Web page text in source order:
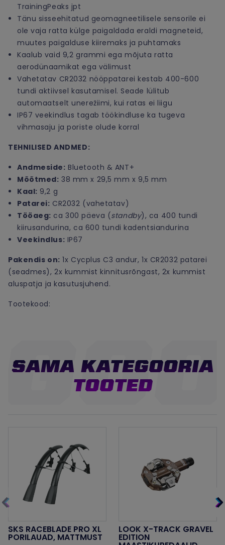
TrainingPeaks jpt
Tänu sisseehitatud geomagneetilisele sensorile ei
ole vaja ratta külge paigaldada eraldi magneteid,
muutes paigalduse kiiremaks ja puhtamaks
Kaalub vaid 9,2 grammi ega mõjuta ratta
aerodünaamikat ega välimust
Vahetatav CR2032 nööppatarei kestab 400-600
tundi aktiivsel kasutamisel. Seade lülitub
automaatselt unerežiimi, kui ratas ei liigu
IP67 veekindlus tagab töökindluse ka tugeva
vihmasaju ja poriste olude korral
TEHNILISED ANDMED:
Andmeside: Bluetooth & ANT+
Mõõtmed: 38 mm x 29,5 mm x 9,5 mm
Kaal: 9,2 g
Patarei: CR2032 (vahetatav)
Tööaeg: ca 300 päeva (standby), ca 400 tundi
kiirusandurina, ca 600 tundi kadentsiandurina
Veekindlus: IP67
Pakendis on: 1x Cycplus C3 andur, 1x CR2032 patarei
(seadmes), 2x kummist kinnitusrõngast, 2x kummist
aluspatja ja kasutusjuhend.
Tootekood:
SAMA KATEGOORIA
TOOTED
SKS RACEBLADE PRO XL
PORILAUAD, MATTMUST
LOOK X-TRACK GRAVEL
EDITION